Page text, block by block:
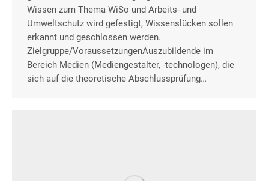
Wissen zum Thema WiSo und Arbeits- und
Umweltschutz wird gefestigt, Wissenslücken sollen
erkannt und geschlossen werden.
Zielgruppe/VoraussetzungenAuszubildende im
Bereich Medien (Mediengestalter, -technologen), die
sich auf die theoretische Abschlussprüfung…